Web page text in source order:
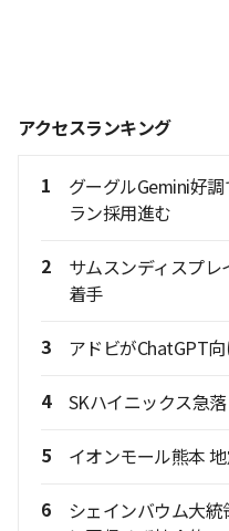
アクセスランキング
1
グーグルGemini好
ラン採用進む
2
サムスンディスプ
着手
3 アドビがChatGPT
4 SKハイニックス急
5 イオンモール熊本
6
シェインバウム大統